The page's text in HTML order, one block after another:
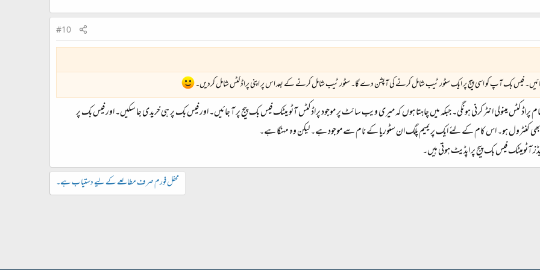
#10
فیس بک آپ کو اسی پیج پر ایک سٹور ٹیب شامل کرنے کی آپشن دے گا۔ سٹور ٹیب شامل کرنے کے بعد اس پر اپنی پراڈکٹس شامل کردیں۔
مینولی انٹر کرنی ہونگی۔ جبکہ میں چاہتا ہوں کہ میری ویب سائٹ پر موجود پراڈکٹس آٹو میٹک فیس بک پیج پر آ جائیں۔ اور فیس بک پر ہی خریدی جا سکیں۔ اور فیس بک پر
کنٹرول ہو۔ اس کام کے لئے ایک پریمیم پلگ ان سٹوریا کے نام سے موجود ہے۔ لیکن وہ مہنگا ہے۔
فیس بک پیج پر اپڈیٹ ہوتی ہیں۔
محفل فورم صرف مطالعے کے لیے دستیاب ہے۔